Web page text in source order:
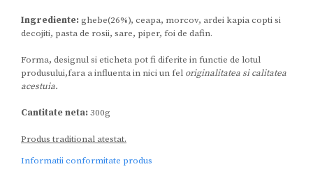
Ingrediente: ghebe(26%), ceapa, morcov, ardei kapia copti si
decojiti, pasta de rosii, sare, piper, foi de dafin.
Forma, designul si eticheta pot fi diferite in functie de lotul
produsului,fara a influenta in nici un fel originalitatea si calitatea
acestuia.
Cantitate neta:300g
Produs traditional atestat.
Informatii conformitate produs